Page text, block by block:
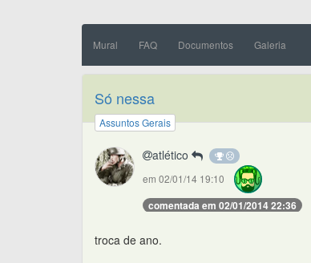
Mural FAQ Documentos Galeria
Só nessa
Assuntos Gerais
atlético
em 02/01/14 19:10
comentada em 02/01/2014 22:36
troca de ano.